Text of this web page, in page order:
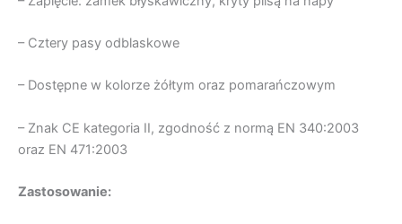
– Cztery pasy odblaskowe
– Dostępne w kolorze żółtym oraz pomarańczowym
– Znak CE kategoria II, zgodność z normą EN 340:2003
oraz EN 471:2003
Zastosowanie: